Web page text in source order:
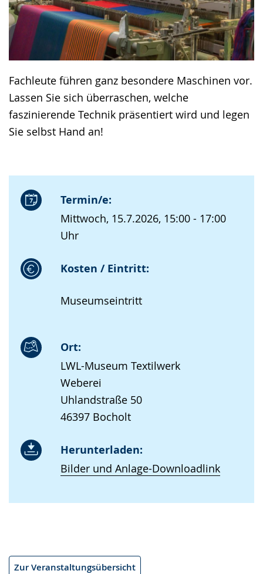
Fachleute führen ganz besondere Maschinen vor.
Lassen Sie sich überraschen, welche
faszinierende Technik präsentiert wird und legen
Sie selbst Hand an!
Termin/e:
Mittwoch, 15.7.2026, 15:00 - 17:00
Uhr
Kosten / Eintritt:
Museumseintritt
Ort:
LWL-Museum Textilwerk
Weberei
Uhlandstraße 50
46397 Bocholt
Herunterladen:
Bilder und Anlage-Downloadlink
Zur Veranstaltungsübersicht